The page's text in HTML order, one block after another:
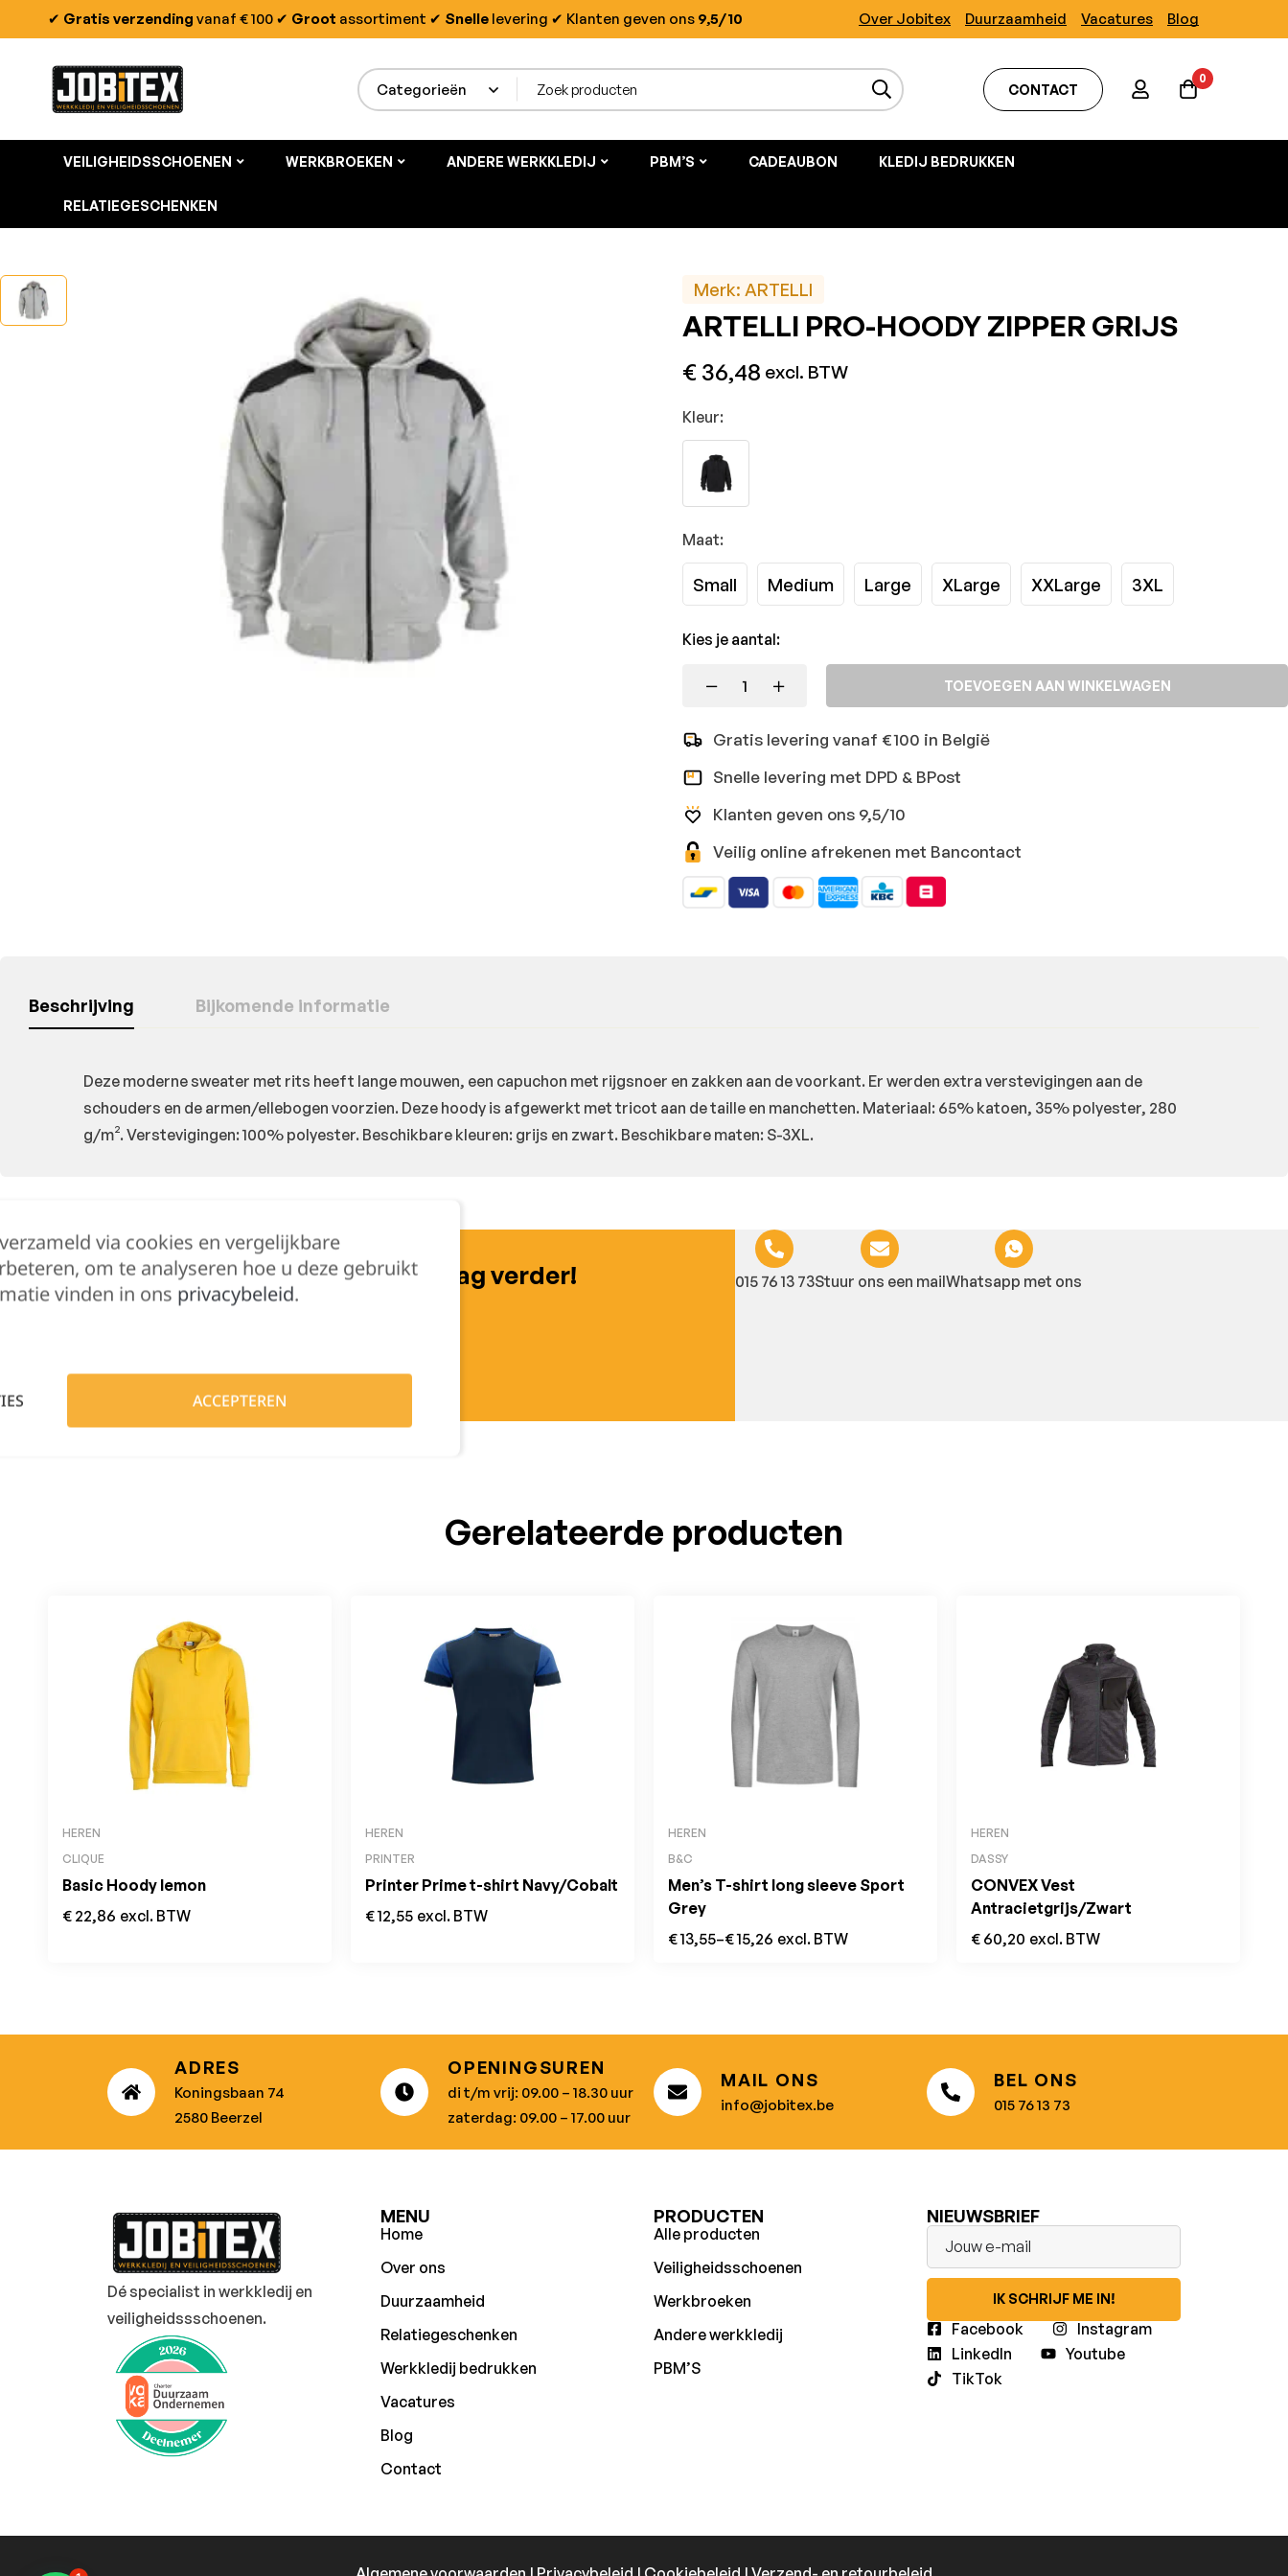
✔ Gratis verzending vanaf € 100 ✔ Groot assortiment ✔ Snelle levering ✔ Klanten geven ons 9,5/10 Over Jobitex Duurzaamheid Vacatures Blog
CONTACT
0
VEILIGHEIDSSCHOENEN WERKBROEKEN ANDERE WERKKLEDIJ PBM’S CADEAUBON KLEDIJ BEDRUKKEN
RELATIEGESCHENKEN
Merk: ARTELLI
ARTELLI PRO-HOODY ZIPPER GRIJS
€ 36,48 excl. BTW
Kleur:
Maat:
Small Medium Large XLarge XXLarge 3XL
Kies je aantal:
TOEVOEGEN AAN WINKELWAGEN
Gratis levering vanaf €100 in België
Snelle levering met DPD & BPost
Klanten geven ons 9,5/10
Veilig online afrekenen met Bancontact
Beschrijving Bijkomende informatie
Deze moderne sweater met rits heeft lange mouwen, een capuchon met rijgsnoer en zakken aan de voorkant. Er werden extra verstevigingen aan de
schouders en de armen/ellebogen voorzien. Deze hoody is afgewerkt met tricot aan de taille en manchetten. Materiaal: 65% katoen, 35% polyester, 280
g/m². Verstevigingen: 100% polyester. Beschikbare kleuren: grijs en zwart. Beschikbare maten: S-3XL.
Hulp nodig?
Lennert helpt je graag verder! 015 76 13 73Stuur ons een mailWhatsapp met ons
Gerelateerde producten
HEREN
CLIQUE
Basic Hoody lemon
€ 22,86 excl. BTW
HEREN
PRINTER
Printer Prime t-shirt Navy/Cobalt
€12,55 excl. BTW
HEREN
B&C
Men’s T-shirt long sleeve Sport
Grey
€13,55–€15,26 excl. BTW
HEREN
DASSY
CONVEX Vest
Antracietgrijs/Zwart
€ 60,20 excl. BTW
ADRES
Koningsbaan 74
2580 Beerzel
OPENINGSUREN
di t/m vrij: 09.00 – 18.30 uur
zaterdag: 09.00 – 17.00 uur
MAIL ONS
info@jobitex.be
BEL ONS
015 76 13 73
Dé specialist in werkkledij en
veiligheidssschoenen.
MENU
Home
Over ons
Duurzaamheid
Relatiegeschenken
Werkkledij bedrukken
Vacatures
Blog
Contact
PRODUCTEN
Alle producten
Veiligheidsschoenen
Werkbroeken
Andere werkkledij
PBM’S
NIEUWSBRIEF
IK SCHRIJF ME IN!
Facebook
Instagram
LinkedIn
Youtube
TikTok
via cookies en vergelijkbare
om te analyseren hoe u deze gebruikt
vinden in ons privacybeleid.
ACCEPTEREN